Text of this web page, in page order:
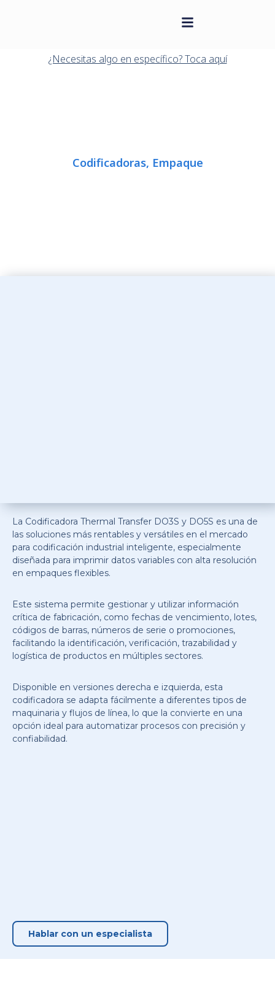
¿Necesitas algo en específico? Toca aquí
Codificadoras, Empaque
La Codificadora Thermal Transfer DO3S y DO5S es una de
las soluciones más rentables y versátiles en el mercado
para codificación industrial inteligente, especialmente
diseñada para imprimir datos variables con alta resolución
en empaques flexibles.
Este sistema permite gestionar y utilizar información
crítica de fabricación, como fechas de vencimiento, lotes,
códigos de barras, números de serie o promociones,
facilitando la identificación, verificación, trazabilidad y
logística de productos en múltiples sectores.
Disponible en versiones derecha e izquierda, esta
codificadora se adapta fácilmente a diferentes tipos de
maquinaria y flujos de línea, lo que la convierte en una
opción ideal para automatizar procesos con precisión y
confiabilidad.
Hablar con un especialista